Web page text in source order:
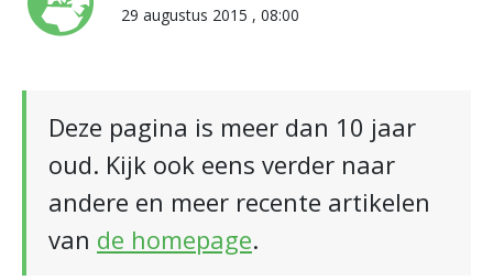
29 augustus 2015 , 08:00
Deze pagina is meer dan 10 jaar
oud. Kijk ook eens verder naar
andere en meer recente artikelen
van de homepage.